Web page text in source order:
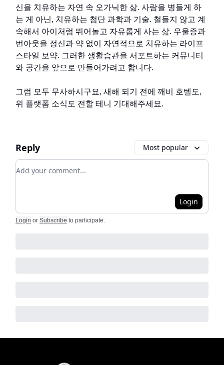
신을 치유하는 자연 속 오가닉한 삶. 사람을 병들게 하
는 게 아닌, 치유하는 첨단 과학과 기술. 철들지 않고 계
속해서 아이처럼 뛰어놀고 자유롭게 사는 삶. 우울증과
번아웃을 정신과 약 없이 자연적으로 치유하는 라이프
스타일 보약. 그러한 생활습관을 서포트하는 커뮤니티
와 공간을 앞으로 만들어가려고 합니다.
그럼 모두 무사하시구요, 새해 되기 전에 깨비 호텔도,
위 플랫폼 소식도 전할 테니 기대해주세요.
Reply Most popular
Add your comment
Login
Login or Subscribe to participate.